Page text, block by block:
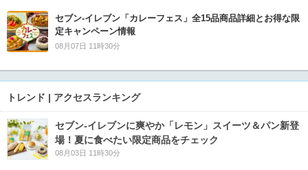
セブン‐イレブン「カレーフェス」全15品商品詳細とお得な限
定キャンペーン情報
08月07日 11時30分
トレンド | アクセスランキング
セブン‐イレブンに爽やか「レモン」スイーツ＆パン新登
場！夏に食べたい限定商品をチェック
08月03日 11時30分